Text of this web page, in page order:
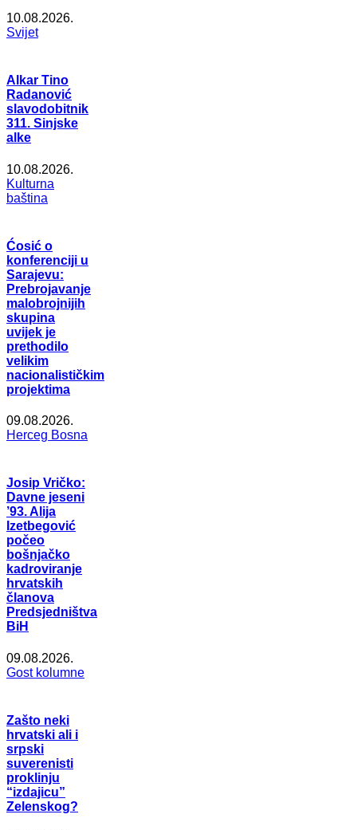
10.08.2026.
Svijet
Alkar Tino
Radanović
slavodobitnik
311. Sinjske
alke
10.08.2026.
Kulturna
baština
Ćosić o
konferenciji u
Sarajevu:
Prebrojavanje
malobrojnijih
skupina
uvijek je
prethodilo
velikim
nacionalističkim
projektima
09.08.2026.
Herceg Bosna
Josip Vričko:
Davne jeseni
’93. Alija
Izetbegović
počeo
bošnjačko
kadroviranje
hrvatskih
članova
Predsjedništva
BiH
09.08.2026.
Gost kolumne
Zašto neki
hrvatski ali i
srpski
suverenisti
proklinju
“izdajicu”
Zelenskog?